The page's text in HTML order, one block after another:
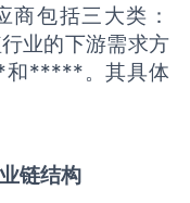
商包括三大类：
业的下游需求方
*****。其具体
链结构